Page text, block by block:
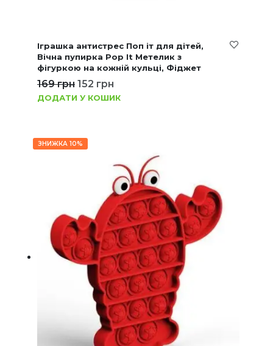
Іграшка антистрес Поп іт для дітей,
Вічна пупирка Pop It Метелик з
фігуркою на кожній кульці, Фіджет
169грн 152 грн
ДОДАТИ У КОШИК
ЗНИЖКА 10%